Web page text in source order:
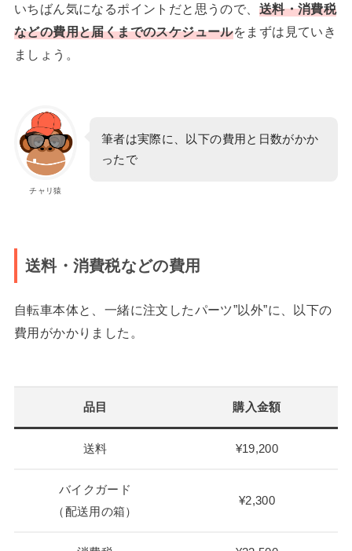
いちばん気になるポイントだと思うので、 送料・消費税
などの費用と届くまでのスケジュールをまずは見ていき
ましょう。
チャリ猿
筆者は実際に、以下の費用と日数がかか
ったで
送料・消費税などの費用
自転車本体と、一緒に注文したパーツ”以外”に、以下の
費用がかかりました。
品目 購入金額
送料 ¥19,200
バイクガード
（配送用の箱）
¥2,300